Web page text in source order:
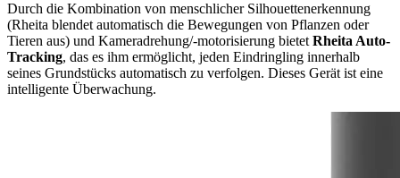
Durch die Kombination von menschlicher Silhouettenerkennung
(Rheita blendet automatisch die Bewegungen von Pflanzen oder
Tieren aus) und Kameradrehung/-motorisierung bietet Rheita Auto-
Tracking, das es ihm ermöglicht, jeden Eindringling innerhalb
seines Grundstücks automatisch zu verfolgen. Dieses Gerät ist eine
intelligente Überwachung.